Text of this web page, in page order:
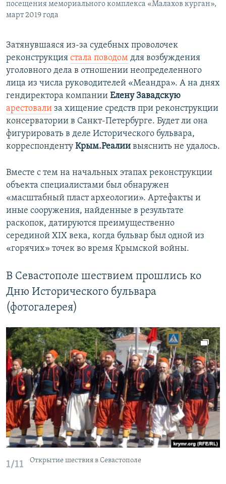
посещения мемориального комплекса «Малахов курган»,
март 2019 года
Затянувшаяся из-за судебных проволочек
реконструкция стала поводом для возбуждения
уголовного дела в отношении неопределенного
лица из числа руководителей «Меандра». А на днях
гендиректора компании Елену Завадскую
арестовали за хищение средств при реконструкции
консерватории в Санкт-Петербурге. Будет ли она
фигурировать в деле Исторического бульвара,
корреспонденту Крым.Реалии выяснить не удалось.
Вместе с тем на начальных этапах реконструкции
объекта специалистами был обнаружен
«масштабный пласт археологии». Артефакты и
иные сооружения, найденные в результате
раскопок, датируются преимущественно
серединой XIX века, когда бульвар был одной из
«горячих» точек во время Крымской войны.
В Севастополе шествием прошлись ко
Дню Исторического бульвара
(фотогалерея)
1/11 Открытие шествия в Севастополе